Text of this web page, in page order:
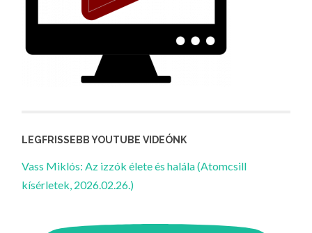
LEGFRISSEBB YOUTUBE VIDEÓNK
Vass Miklós: Az izzók élete és halála (Atomcsill
kísérletek, 2026.02.26.)